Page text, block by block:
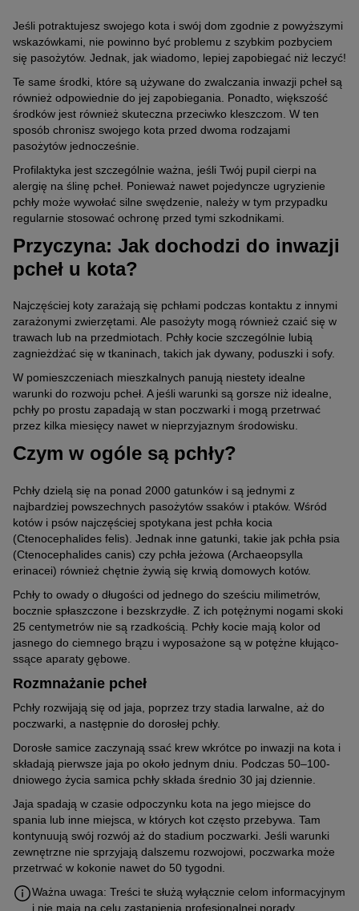
Jeśli potraktujesz swojego kota i swój dom zgodnie z powyższymi
wskazówkami, nie powinno być problemu z szybkim pozbyciem
się pasożytów. Jednak, jak wiadomo, lepiej zapobiegać niż leczyć!
Te same środki, które są używane do zwalczania inwazji pcheł są
również odpowiednie do jej zapobiegania. Ponadto, większość
środków jest również skuteczna przeciwko kleszczom. W ten
sposób chronisz swojego kota przed dwoma rodzajami
pasożytów jednocześnie.
Profilaktyka jest szczególnie ważna, jeśli Twój pupil cierpi na
alergię na ślinę pcheł. Ponieważ nawet pojedyncze ugryzienie
pchły może wywołać silne swędzenie, należy w tym przypadku
regularnie stosować ochronę przed tymi szkodnikami.
Przyczyna: Jak dochodzi do inwazji
pcheł u kota?
Najczęściej koty zarażają się pchłami podczas kontaktu z innymi
zarażonymi zwierzętami. Ale pasożyty mogą również czaić się w
trawach lub na przedmiotach. Pchły kocie szczególnie lubią
zagnieżdżać się w tkaninach, takich jak dywany, poduszki i sofy.
W pomieszczeniach mieszkalnych panują niestety idealne
warunki do rozwoju pcheł. A jeśli warunki są gorsze niż idealne,
pchły po prostu zapadają w stan poczwarki i mogą przetrwać
przez kilka miesięcy nawet w nieprzyjaznym środowisku.
Czym w ogóle są pchły?
Pchły dzielą się na ponad 2000 gatunków i są jednymi z
najbardziej powszechnych pasożytów ssaków i ptaków. Wśród
kotów i psów najczęściej spotykana jest pchła kocia
(Ctenocephalides felis). Jednak inne gatunki, takie jak pchła psia
(Ctenocephalides canis) czy pchła jeżowa (Archaeopsylla
erinacei) również chętnie żywią się krwią domowych kotów.
Pchły to owady o długości od jednego do sześciu milimetrów,
bocznie spłaszczone i bezskrzydłe. Z ich potężnymi nogami skoki
25 centymetrów nie są rzadkością. Pchły kocie mają kolor od
jasnego do ciemnego brązu i wyposażone są w potężne kłująco-
ssące aparaty gębowe.
Rozmnażanie pcheł
Pchły rozwijają się od jaja, poprzez trzy stadia larwalne, aż do
poczwarki, a następnie do dorosłej pchły.
Dorosłe samice zaczynają ssać krew wkrótce po inwazji na kota i
składają pierwsze jaja po około jednym dniu. Podczas 50–100-
dniowego życia samica pchły składa średnio 30 jaj dziennie.
Jaja spadają w czasie odpoczynku kota na jego miejsce do
spania lub inne miejsca, w których kot często przebywa. Tam
kontynuują swój rozwój aż do stadium poczwarki. Jeśli warunki
zewnętrzne nie sprzyjają dalszemu rozwojowi, poczwarka może
przetrwać w kokonie nawet do 50 tygodni.
Ważna uwaga: Treści te służą wyłącznie celom informacyjnym
i nie mają na celu zastąpienia profesjonalnej porady